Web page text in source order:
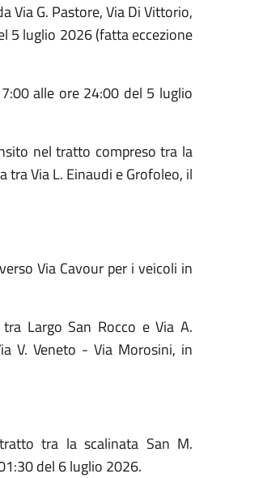
Via G. Pastore, Via Di Vittorio,
5 luglio 2026 (fatta eccezione
alle ore 24:00 del 5 luglio
nel tratto compreso tra la
Via L. Einaudi e Grofoleo, il
Via Cavour per i veicoli in
Largo San Rocco e Via A.
V. Veneto - Via Morosini, in
tra la scalinata San M.
del 6 luglio 2026.